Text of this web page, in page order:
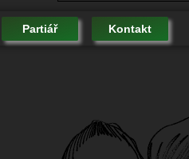
Partiář Kontakt